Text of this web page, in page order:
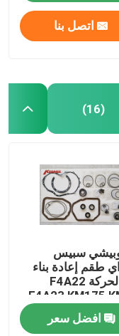
اتصل بنا
(16)
سبيس
طقم إعادة بناء
ناقل الحركة F4A22
F4A23 KM175
افضل سعر